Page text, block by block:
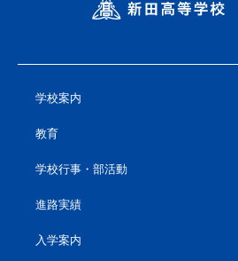
学校案内
教育
学校行事・部活動
進路実績
入学案内